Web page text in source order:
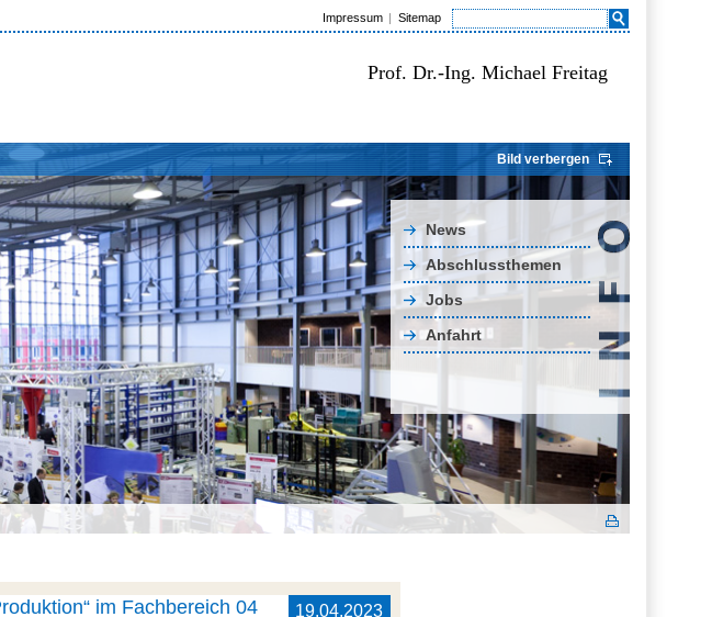
Impressum Sitemap
Prof. Dr.-Ing. Michael Freitag
Bild verbergen
News
Abschlussthemen
Jobs
Anfahrt
19.04.2023
im Fachbereich 04